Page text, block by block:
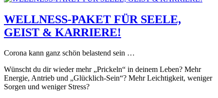
WELLNESS-PAKET FÜR SEELE,
GEIST & KARRIERE!
Corona kann ganz schön belastend sein …
Wünscht du dir wieder mehr „Prickeln“ in deinem Leben? Mehr
Energie, Antrieb und „Glücklich-Sein“? Mehr Leichtigkeit, weniger
Sorgen und weniger Stress?